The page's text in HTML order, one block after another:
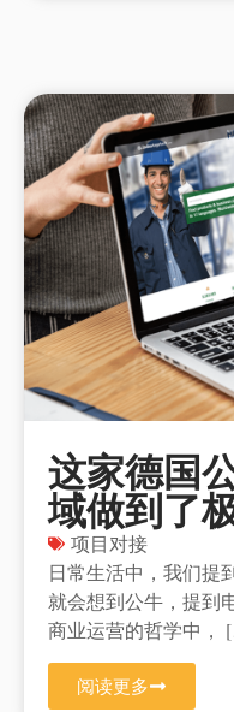
这家德国
域做到了
项目对接
日常生活中，我们提
就会想到公牛，提到
商业运营的哲学中，
阅读更多